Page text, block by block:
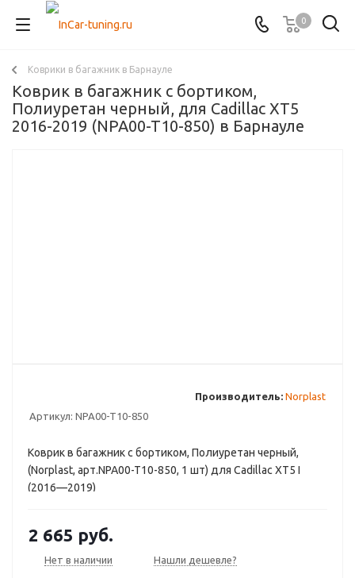
0
Коврики в багажник в Барнауле
Коврик в багажник с бортиком,
Полиуретан черный, для Cadillac XT5
2016-2019 (NPA00-T10-850) в Барнауле
Артикул: NPA00-T10-850
Производитель: Norplast
Коврик в багажник с бортиком, Полиуретан черный,
(Norplast, арт.NPA00-T10-850, 1 шт) для Cadillac XT5 I
(2016—2019)
2 665 руб.
Нет в наличии Нашли дешевле?